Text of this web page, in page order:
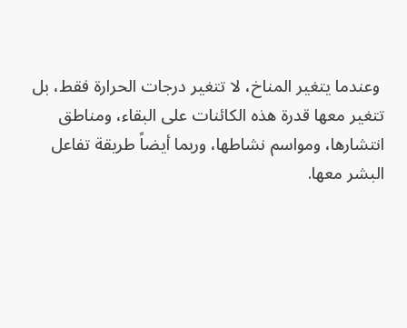
وعندما يتغير المناخ، لا تتغير درجات الحرارة فقط، بل
تتغير معها قدرة هذه الكائنات على البقاء، ومناطق
انتشارها، ومواسم نشاطها، وربما أيضاً طريقة تفاعل
البشر معها.